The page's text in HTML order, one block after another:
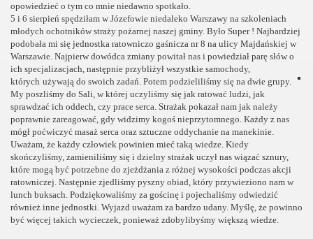
opowiedzieć o tym co mnie niedawno spotkało.
5 i 6 sierpień spędziłam w Józefowie niedaleko Warszawy na szkoleniach
młodych ochotników straży pożarnej naszej gminy. Było Super ! Najbardziej
podobała mi się jednostka ratowniczo gaśnicza nr 8 na ulicy Majdańskiej w
Warszawie. Najpierw dowódca zmiany powitał nas i powiedział parę słów o
ich specjalizacjach, następnie przybliżył wszystkie samochody,
których używają do swoich zadań. Potem podzieliliśmy się na dwie grupy.
My poszliśmy do Sali, w której uczyliśmy się jak ratować ludzi, jak
sprawdzać ich oddech, czy prace serca. Strażak pokazał nam jak należy
poprawnie zareagować, gdy widzimy kogoś nieprzytomnego. Każdy z nas
mógł poćwiczyć masaż serca oraz sztuczne oddychanie na manekinie.
Uważam, że każdy człowiek powinien mieć taką wiedze. Kiedy
skończyliśmy, zamieniliśmy się i dzielny strażak uczył nas wiązać sznury,
które mogą być potrzebne do zjeżdżania z różnej wysokości podczas akcji
ratowniczej. Następnie zjedliśmy pyszny obiad, który przywieziono nam w
lunch buksach. Podziękowaliśmy za gościnę i pojechaliśmy odwiedzić
również inne jednostki. Wyjazd uważam za bardzo udany. Myślę, że powinno
być więcej takich wycieczek, ponieważ zdobylibyśmy większą wiedze.